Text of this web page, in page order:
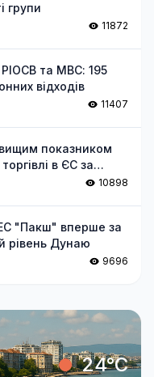
групи
11872
та МВС: 195
відходів
11407
показником
в ЄС за
10898
"Пакш" вперше за
рівень Дунаю
9696
24°C